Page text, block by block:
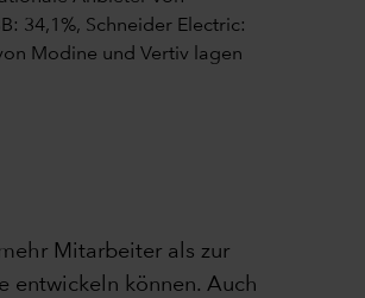
Mitarbeiter als zur
entwickeln können. Auch